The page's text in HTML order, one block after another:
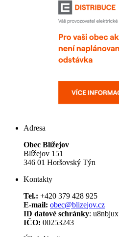
Adresa
Obec Blížejov
Blížejov 151
346 01 Horšovský Týn
Kontakty
Tel.: +420 379 428 925
E-mail: obec@blizejov.cz
ID datové schránky: u8nbjux
IČO: 00253243